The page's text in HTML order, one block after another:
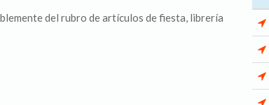
del rubro de artículos de fiesta, librería